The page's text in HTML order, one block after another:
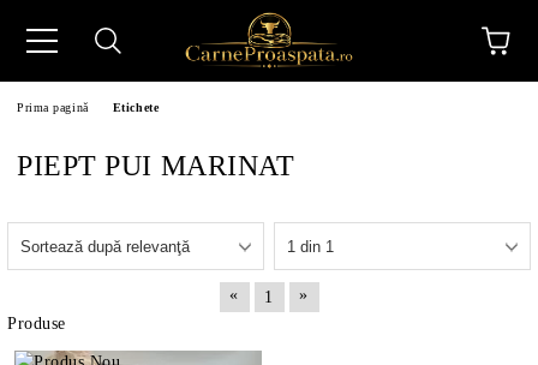
Prima pagină Etichete
PIEPT PUI MARINAT
« 1
»
Produse